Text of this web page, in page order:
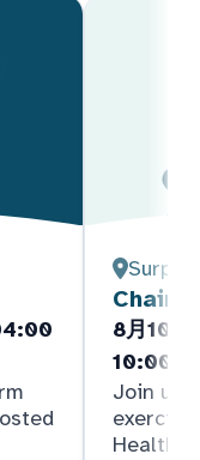
Chair
8月10
10:00
Join us
Health